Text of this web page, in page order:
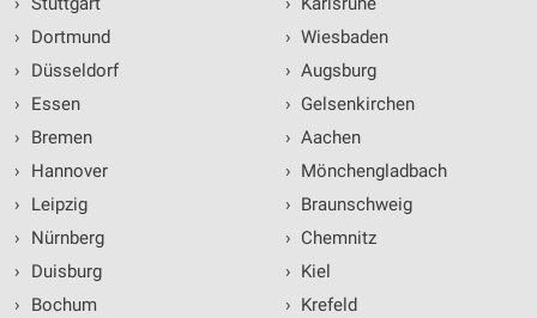
›
Dortmund
›
Düsseldorf
›
Essen
›
Bremen
›
Hannover
›
Leipzig
›
Nürnberg
›
Duisburg
›
Bochum
› Wiesbaden
› Augsburg
› Gelsenkirchen
› Aachen
› Mönchengladbach
› Braunschweig
› Chemnitz
› Kiel
› Krefeld
auf einem Endgerät
Verwendung reduzierter Daten zur Auswahl von
Werbeanzeigen
Erstellung von Profilen für personalisierte
Werbung
Verwendung von Profilen zur Auswahl
personalisierter Werbung
Erstellung von Profilen zur Personalisierung
von Inhalten